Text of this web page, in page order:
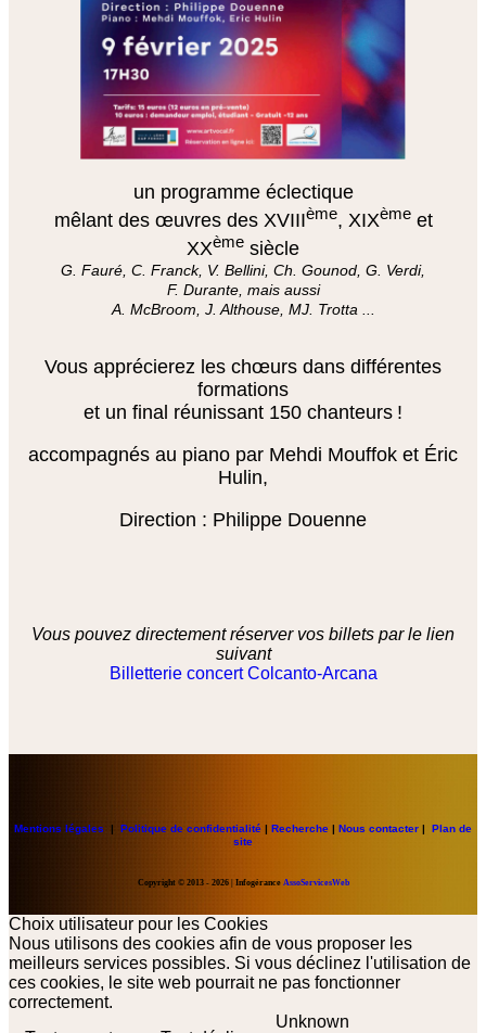
un programme éclectique
mêlant des œuvres des XVIIIème, XIXèmeet
XXème siècle
G. Fauré, C. Franck, V. Bellini, Ch. Gounod, G. Verdi,
F. Durante, mais aussi
A. McBroom, J. Althouse, MJ. Trotta ...
Vous apprécierez les chœurs dans différentes
formations
et un final réunissant 150 chanteurs !
accompagnés au piano par Mehdi Mouffok et Éric
Hulin,
Direction : Philippe Douenne
Vous pouvez directement réserver vos billets par le lien
suivant
Billetterie concert Colcanto-Arcana
Mentions légales | Politique de confidentialité | Recherche | Nous contacter | Plan de
site
Copyright © 2013 - 2026 | Infogérance AssoServicesWeb
Choix utilisateur pour les Cookies
Nous utilisons des cookies afin de vous proposer les
meilleurs services possibles. Si vous déclinez l'utilisation de
ces cookies, le site web pourrait ne pas fonctionner
correctement.
Unknown